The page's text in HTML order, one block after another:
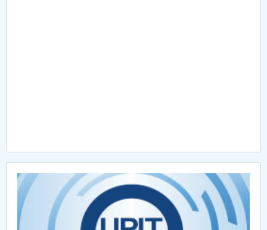
CAR2026
MENIU CANTINA
Hotărâri Senat din 29 ianuarie 2018